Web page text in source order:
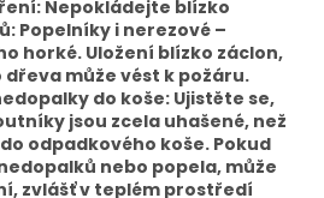
Nepokládejte blízko
Popelníky i nerezové –
horké. Uložení blízko záclon,
může vést k požáru.
do koše: Ujistěte se,
jsou zcela uhašené, než
odpadkového koše. Pokud
nebo popela, může
zvlášť v teplém prostředí